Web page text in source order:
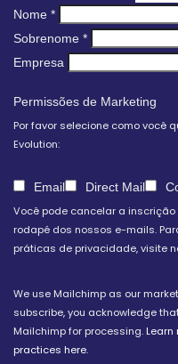
Nome *
Sobrenome *
Empresa
Permissões de Marketing
Por favor selecione como você
Evolution:
Email Direct Mail
Você pode cancelar a
rodapé dos nossos e-mails.
práticas de privacidade, visite
We use Mailchimp as our
subscribe, you acknowledge
Mailchimp for processing.Learn
practices here.